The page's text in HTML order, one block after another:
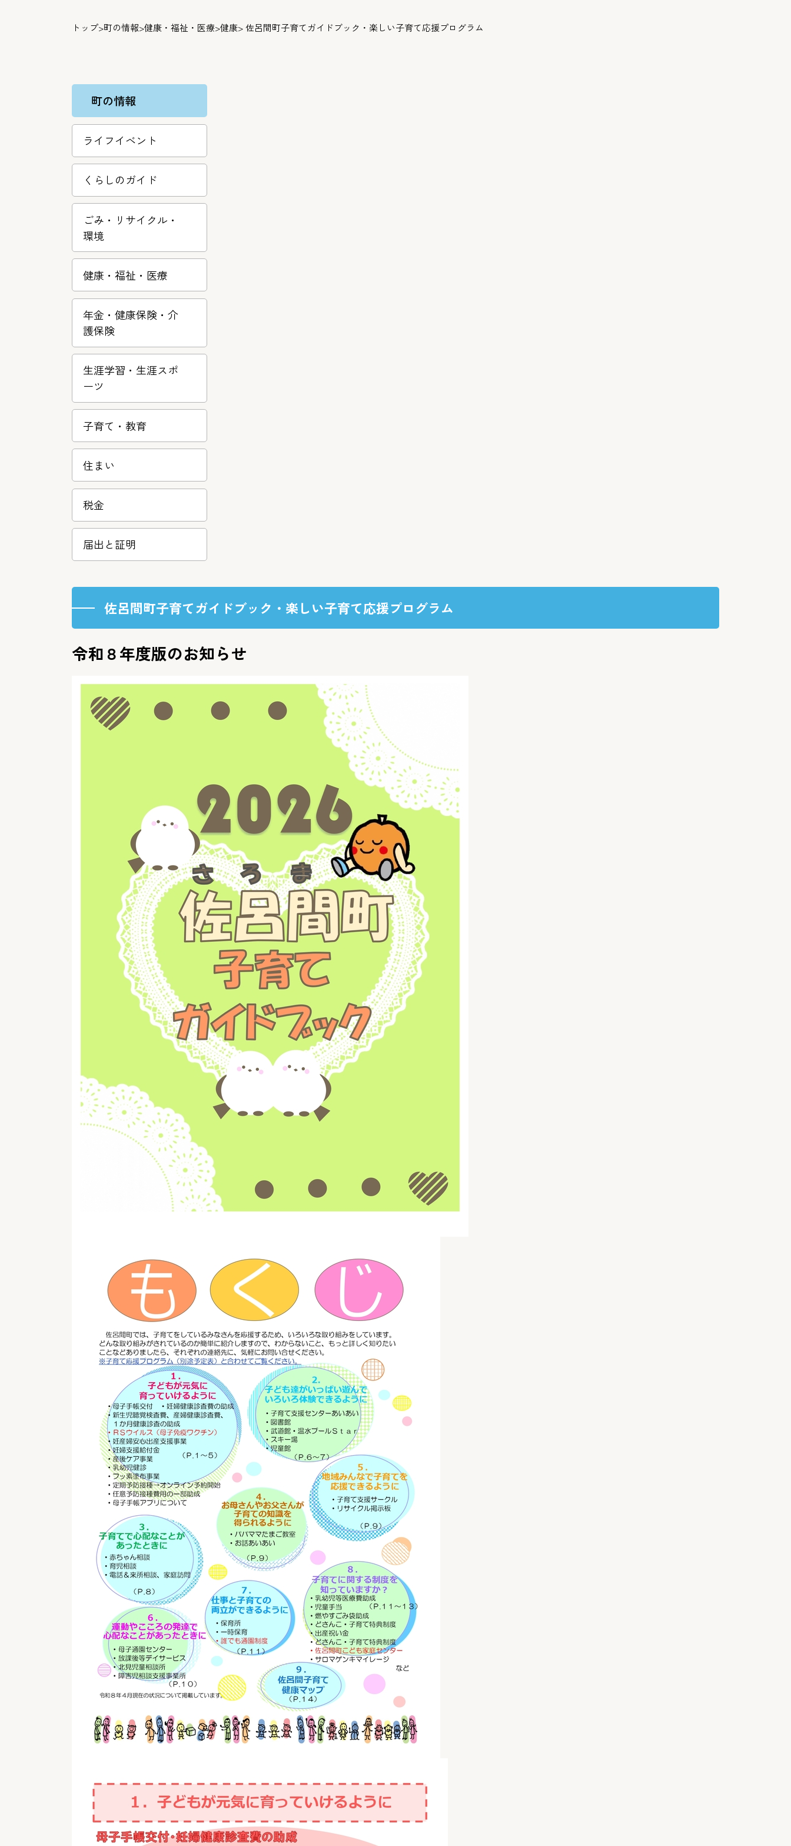
トップ>町の情報>健康・福祉・医療>健康> 佐呂間町子育てガイドブック・楽しい子育て応援プログラム
佐呂間町子育てガイドブック・楽しい子育て応援プログラム
令和８年度版のお知らせ
町の情報
ライフイベント
くらしのガイド
ごみ・リサ­イクル・
環­境
健康・福祉・医療
年金・健康保険・介
護保険
生涯学習・­生涯スポ
ー­ツ
子育て・教­育
住まい
税金
届出と証明